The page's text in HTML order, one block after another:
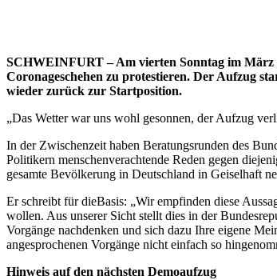
SCHWEINFURT – Am vierten Sonntag im März
Coronageschehen zu protestieren. Der Aufzug
wieder zurück zur Startposition.
„Das Wetter war uns wohl gesonnen, der Aufzug
In der Zwischenzeit haben Beratungsrunden des
Politikern menschenverachtende Reden gegen
gesamte Bevölkerung in Deutschland in Geiselhaft
Er schreibt für dieBasis: „Wir empfinden diese
wollen. Aus unserer Sicht stellt dies in der
Vorgänge nachdenken und sich dazu Ihre eigene
angesprochenen Vorgänge nicht einfach so
Hinweis auf den nächsten Demoaufzug